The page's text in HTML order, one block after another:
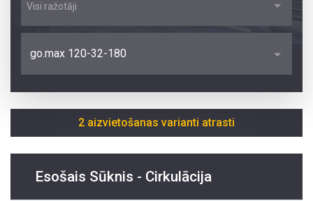
Visi ražotāji
go.max 120-32-180
2 aizvietošanas varianti atrasti
Esošais Sūknis - Cirkulācija